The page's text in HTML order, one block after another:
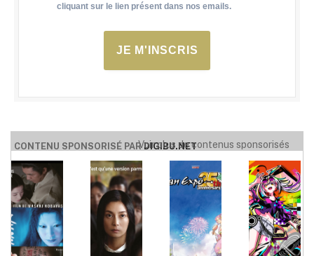
cliquant sur le lien présent dans nos emails.
JE M'INSCRIS
CONTENU SPONSORISÉ PARDIGIBU.NET
Voir plus de contenus sponsorisés